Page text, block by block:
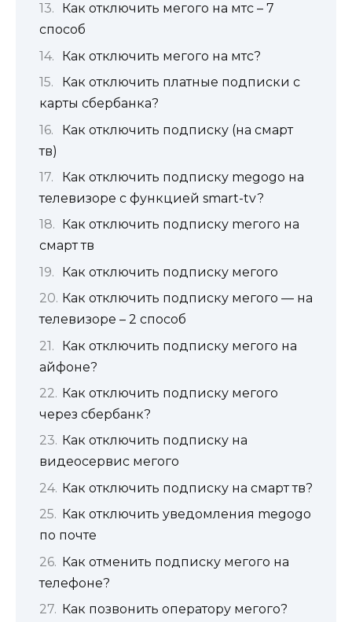
Как отключить мегого на мтс – 7
способ
Как отключить мегого на мтс?
Как отключить платные подписки с
карты сбербанка?
Как отключить подписку (на смарт
тв)
Как отключить подписку megogo на
телевизоре с функцией smart-tv?
Как отключить подписку mегого на
смарт тв
Как отключить подписку мегого
Как отключить подписку мегого — на
телевизоре – 2 способ
Как отключить подписку мегого на
айфоне?
Как отключить подписку мегого
через сбербанк?
Как отключить подписку на
видеосервис мегого
Как отключить подписку на смарт тв?
Как отключить уведомления megogo
по почте
Как отменить подписку мегого на
телефоне?
Как позвонить оператору мегого?